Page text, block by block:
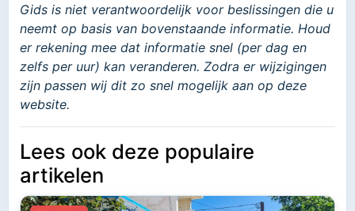
Gids is niet verantwoordelijk voor beslissingen die u
neemt op basis van bovenstaande informatie. Houd
er rekening mee dat informatie snel (per dag en
zelfs per uur) kan veranderen. Zodra er wijzigingen
zijn passen wij dit zo snel mogelijk aan op deze
website.
Lees ook deze populaire
artikelen